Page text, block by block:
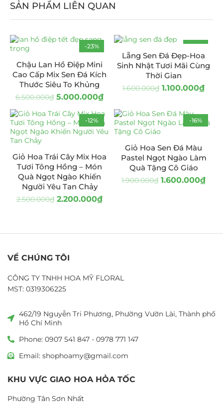
SẢN PHẨM LIÊN QUAN
-23%
Chậu Lan Hồ Điệp Mini
Cao Cấp Mix Sen Đá Kích
Thước Siêu To Khủng
6.500.000₫ 5.000.000₫
-31%
Lẵng Sen Đá Đẹp-Hoa
Sinh Nhật Tươi Mãi Cùng
Thời Gian
1.600.000₫ 1.100.000₫
-12%
Giỏ Hoa Trái Cây Mix Hoa
Tươi Tông Hồng – Món
Quà Ngọt Ngào Khiến
Người Yêu Tan Chảy
2.500.000₫ 2.200.000₫
-16%
Giỏ Hoa Sen Đá Màu
Pastel Ngọt Ngào Làm
Quà Tặng Cô Giáo
1.900.000₫ 1.600.000₫
VỀ CHÚNG TÔI
CÔNG TY TNHH HOA MỸ FLORAL
MST: 0319306225
462/19 Nguyễn Tri Phương, Phường Vườn Lài, Thành phố
Hồ Chí Minh
Phone: 0907 541 847 - 0978 771 147
Email: shophoamy@gmail.com
KHU VỰC GIAO HOA HỎA TỐC
Phường Tân Sơn Nhất